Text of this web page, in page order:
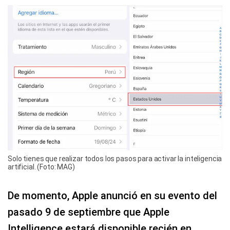
Solo tienes que realizar todos los pasos para activar la inteligencia
artificial. (Foto: MAG)
De momento, Apple anunció en su evento del
pasado 9 de septiembre que Apple